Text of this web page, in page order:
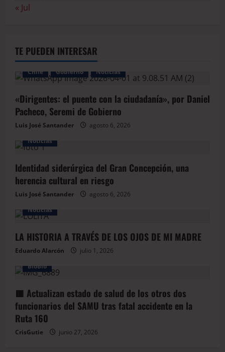
« Jul
TE PUEDEN INTERESAR
Chile Gobierno Noticias
«Dirigentes: el puente con la ciudadanía», por Daniel
Pacheco, Seremi de Gobierno
Luis José Santander
agosto 6, 2026
Noticias
Identidad siderúrgica del Gran Concepción, una
herencia cultural en riesgo
Luis José Santander
agosto 6, 2026
Noticias
LA HISTORIA A TRAVÉS DE LOS OJOS DE MI MADRE
Eduardo Alarcón
julio 1, 2026
BioBio
🟥 Actualizan estado de salud de los otros dos
funcionarios del SAMU tras fatal accidente en la
Ruta 160
CrisGutie junio 27, 2026